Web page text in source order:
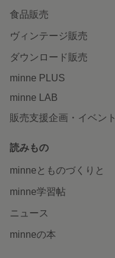
食品販売
ヴィンテージ販売
ダウンロード販売
minne PLUS
minne LAB
販売支援企画・イベント
読みもの
minneとものづくりと
minne学習帖
ニュース
minneの本